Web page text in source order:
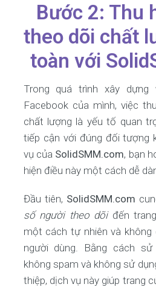
Bước 2: Thu
theo dõi chất
toàn với
Trong quá trình xây dựng
Facebook của mình, việc
chất lượng là yếu tố quan
tiếp cận với đúng đối tượng
vụ của SolidSMM.com, bạn
hiện điều này một cách dễ
Đầu tiên, SolidSMM.com
số người theo dõiđến
một cách tự nhiên và không
người dùng. Bằng cách sử
không spam và không sử
thiệp, dịch vụ này giúp trang